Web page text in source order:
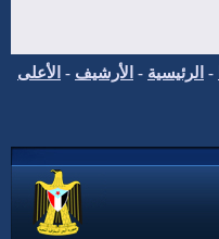
- الرئيسية - الأرشيف - الأعلى